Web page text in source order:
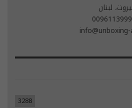
لبنان
3288